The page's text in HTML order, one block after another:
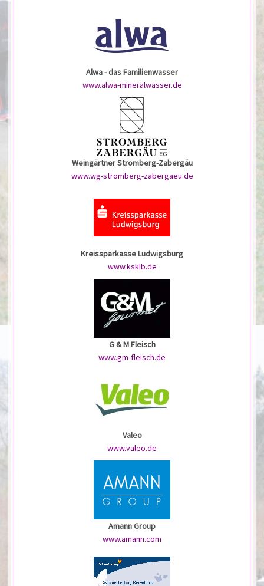
Alwa - das Familienwasser
www.alwa-mineralwasser.de
Weingärtner Stromberg-Zabergäu
www.wg-stromberg-zabergaeu.de
Kreissparkasse Ludwigsburg
www.ksklb.de
G & M Fleisch
www.gm-fleisch.de
Valeo
www.valeo.de
Amann Group
www.amann.com